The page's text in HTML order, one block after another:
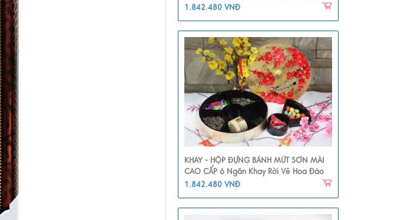
1
1.842.480 VNĐ
KHAY - HỘP ĐỰNG BÁNH MỨT SƠN MÀI
CAO CẤP 6 Ngăn Khay Rời Vẽ Hoa Đào
MNV-QT112
1.842.480 VNĐ